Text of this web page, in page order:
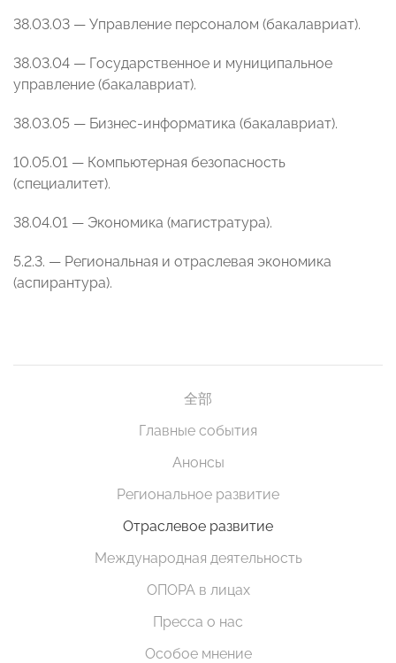
38.03.03 — Управление персоналом (бакалавриат).
38.03.04 — Государственное и муниципальное
управление (бакалавриат).
38.03.05 — Бизнес-информатика (бакалавриат).
10.05.01 — Компьютерная безопасность
(специалитет).
38.04.01 — Экономика (магистратура).
5.2.3. — Региональная и отраслевая экономика
(аспирантура).
全部
Главные события
Анонсы
Региональное развитие
Отраслевое развитие
Международная деятельность
ОПОРА в лицах
Пресса о нас
Особое мнение